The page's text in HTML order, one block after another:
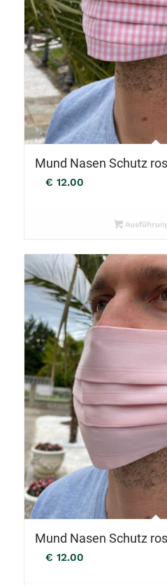
Mund Nasen Schutz
€ 12.00
Mund Nasen Schutz
€ 12.00